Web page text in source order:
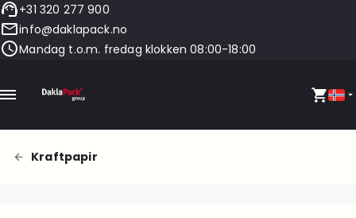
+31 320 277 900
info@daklapack.no
Mandag t.o.m. fredag klokken 08:00-18:00
Kraftpapir